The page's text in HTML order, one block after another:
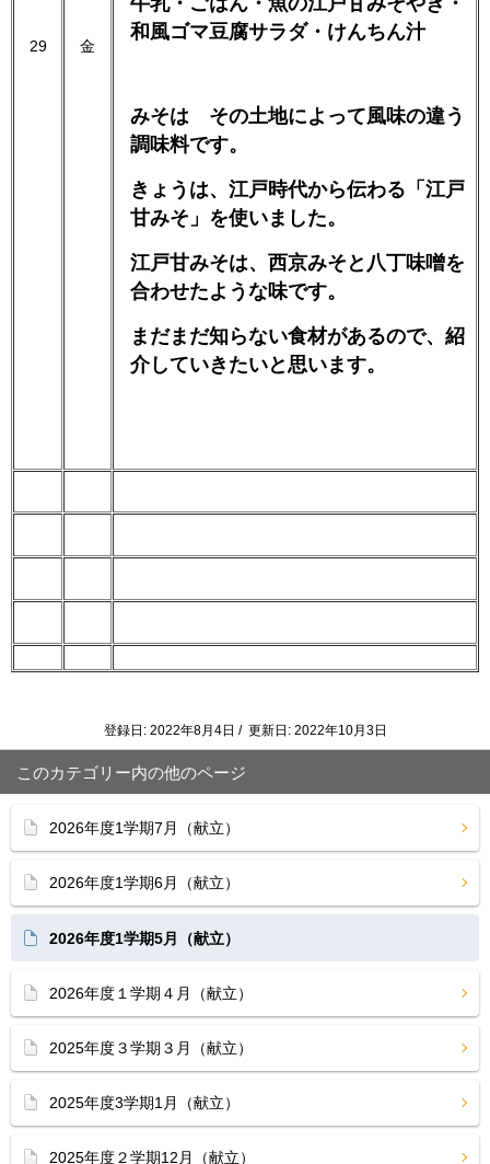
29 金
和風ゴマ豆腐サラダ・けんちん汁
みそは その土地によって風味の違う
調味料です。
きょうは、江戸時代から伝わる「江戸
甘みそ」を使いました。
江戸甘みそは、西京みそと八丁味噌を
合わせたような味です。
まだまだ知らない食材があるので、紹
介していきたいと思います。
登録日: 2022年8月4日 / 更新日: 2022年10月3日
このカテゴリー内の他のページ
2026年度1学期7月（献立）
2026年度1学期6月（献立）
2026年度1学期5月（献立）
2026年度１学期４月（献立）
2025年度３学期３月（献立）
2025年度3学期1月（献立）
2025年度２学期12月（献立）